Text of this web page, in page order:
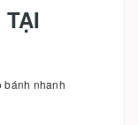
bánh nhanh